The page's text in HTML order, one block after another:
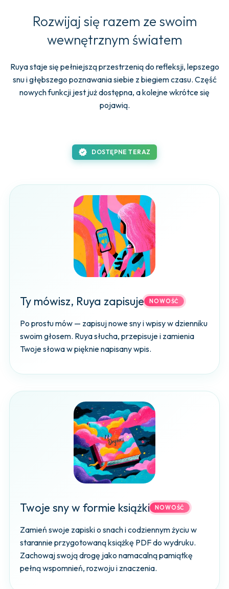
Rozwijaj się razem ze swoim
wewnętrznym światem
Ruya staje się pełniejszą przestrzenią do refleksji, lepszego
snu i głębszego poznawania siebie z biegiem czasu. Część
nowych funkcji jest już dostępna, a kolejne wkrótce się
pojawią.
new_releases DOSTĘPNE TERAZ
Ty mówisz, Ruya zapisuje NOWOŚĆ
Po prostu mów — zapisuj nowe sny i wpisy w dzienniku
swoim głosem. Ruya słucha, przepisuje i zamienia
Twoje słowa w pięknie napisany wpis.
Twoje sny w formie książki NOWOŚĆ
Zamień swoje zapiski o snach i codziennym życiu w
starannie przygotowaną książkę PDF do wydruku.
Zachowaj swoją drogę jako namacalną pamiątkę
pełną wspomnień, rozwoju i znaczenia.